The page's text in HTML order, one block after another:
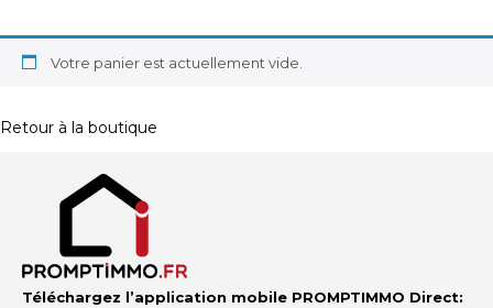
Votre panier est actuellement vide.
Retour à la boutique
Téléchargez l’application mobile PROMPTIMMO Direct: